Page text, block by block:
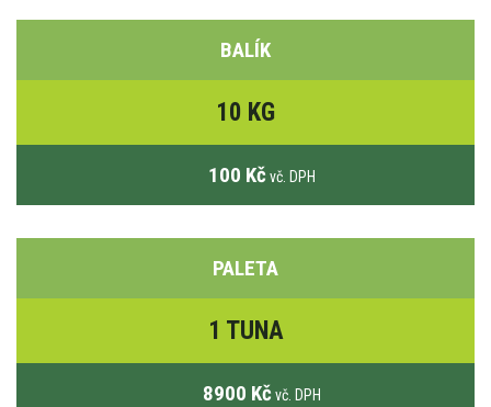
BALÍK
10 KG
100 Kč vč. DPH
PALETA
1 TUNA
8900 Kč vč. DPH